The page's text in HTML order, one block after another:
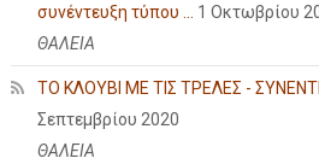
συνέντευξη τύπου ...
1 Οκτωβρίου
ΘΑΛΕΙΑ
ΤΟ ΚΛΟΥΒΙ ΜΕ ΤΙΣ ΤΡΕΛΕΣ -
Σεπτεμβρίου 2020
ΘΑΛΕΙΑ